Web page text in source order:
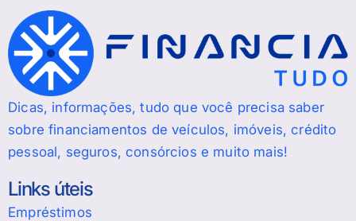
Dicas, informações, tudo que você precisa saber
sobre financiamentos de veículos, imóveis, crédito
pessoal, seguros, consórcios e muito mais!
Links úteis
Empréstimos